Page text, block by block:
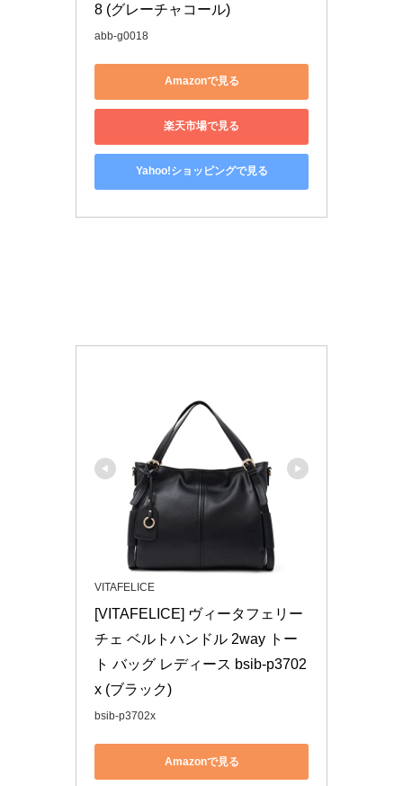
8 (グレーチャコール)
abb-g0018
Amazonで見る
楽天市場で見る
Yahoo!ショッピングで見る
VITAFELICE
[VITAFELICE] ヴィータフェリー
チェ ベルトハンドル 2way トー
ト バッグ レディース bsib-p3702
x (ブラック)
bsib-p3702x
Amazonで見る